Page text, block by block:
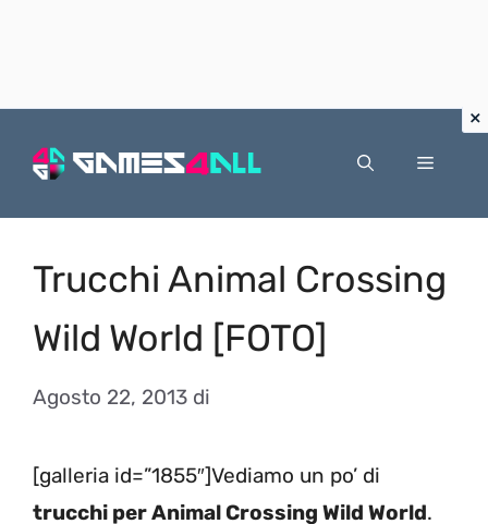
Menu
Trucchi Animal Crossing
Wild World [FOTO]
Agosto 22, 2013 di
[galleria id=”1855″]Vediamo un po’ di
trucchi per Animal Crossing Wild World.